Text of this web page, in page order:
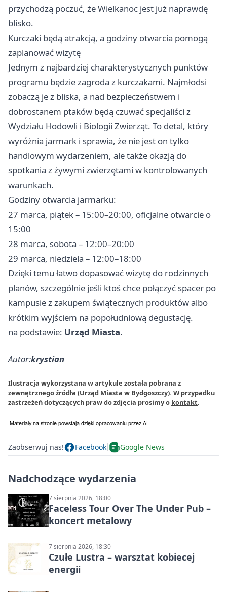
przychodzą poczuć, że Wielkanoc jest już naprawdę
blisko.
Kurczaki będą atrakcją, a godziny otwarcia pomogą
zaplanować wizytę
Jednym z najbardziej charakterystycznych punktów
programu będzie zagroda z kurczakami. Najmłodsi
zobaczą je z bliska, a nad bezpieczeństwem i
dobrostanem ptaków będą czuwać specjaliści z
Wydziału Hodowli i Biologii Zwierząt. To detal, który
wyróżnia jarmark i sprawia, że nie jest on tylko
handlowym wydarzeniem, ale także okazją do
spotkania z żywymi zwierzętami w kontrolowanych
warunkach.
Godziny otwarcia jarmarku:
27 marca, piątek – 15:00–20:00, oficjalne otwarcie o
15:00
28 marca, sobota – 12:00–20:00
29 marca, niedziela – 12:00–18:00
Dzięki temu łatwo dopasować wizytę do rodzinnych
planów, szczególnie jeśli ktoś chce połączyć spacer po
kampusie z zakupem świątecznych produktów albo
krótkim wyjściem na popołudniową degustację.
na podstawie: Urząd Miasta.
Autor:krystian
Ilustracja wykorzystana w artykule została pobrana z
zewnętrznego źródła (Urząd Miasta w Bydgoszczy). W przypadku
zastrzeżeń dotyczących praw do zdjęcia prosimy o kontakt.
Zaobserwuj nas! Facebook Google News
Nadchodzące wydarzenia
7 sierpnia 2026, 18:00
Faceless Tour Over The Under Pub –
koncert metalowy
7 sierpnia 2026, 18:30
Czułe Lustra – warsztat kobiecej
energii